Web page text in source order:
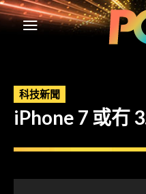
科技新聞
iPhone 7 或冇